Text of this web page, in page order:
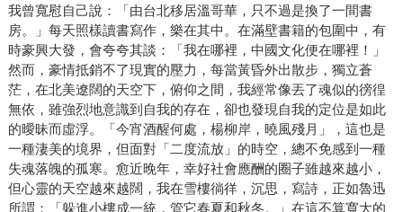
我曾寬慰自己說：「由台北移居溫哥華，只不過是換了一間書
房。」每天照樣讀書寫作，樂在其中。在滿壁書籍的包圍中，有
時豪興大發，會夸夸其談：「我在哪裡，中國文化便在哪裡！」
然而，豪情抵銷不了現實的壓力，每當黃昏外出散步，獨立蒼
茫，在北美遼闊的天空下，俯仰之間，我經常像丟了魂似的徬徨
無依，雖強烈地意識到自我的存在，卻也發現自我的定位是如此
的曖昧而虛浮。「今宵酒醒何處，楊柳岸，曉風殘月」，這也是
一種淒美的境界，但面對「二度流放」的時空，總不免感到一種
失魂落魄的孤寒。愈近晚年，幸好社會應酬的圈子雖越來越小，
但心靈的天空越來越闊，我在雪樓徜徉，沉思，寫詩，正如魯迅
所謂：「躲進小樓成一統，管它春夏和秋冬。」在這不算寬大的